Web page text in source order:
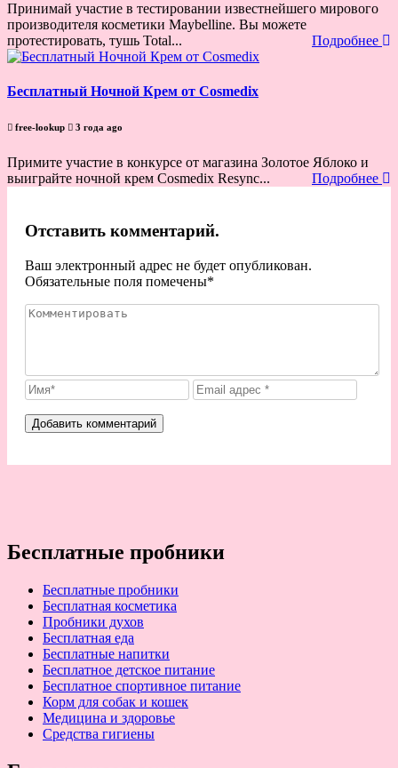
Принимай участие в тестировании известнейшего мирового
производителя косметики Maybelline. Вы можете
протестировать, тушь Total...
Подробнее
Бесплатный Ночной Крем от Cosmedix
free-lookup 3 года ago
Примите участие в конкурсе от магазина Золотое Яблоко и
выиграйте ночной крем Cosmedix Resync...
Подробнее
Отставить комментарий.
Ваш электронный адрес не будет опубликован.
Обязательные поля помечены*
Бесплатные пробники
Бесплатные пробники
Бесплатная косметика
Пробники духов
Бесплатная еда
Бесплатные напитки
Бесплатное детское питание
Бесплатное спортивное питание
Корм для собак и кошек
Медицина и здоровье
Средства гигиены